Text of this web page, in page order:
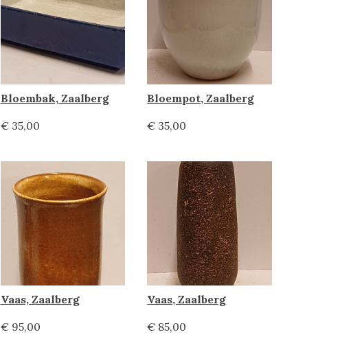
Bloembak, Zaalberg
€ 35,00
Bloempot, Zaalberg
€ 35,00
Vaas, Zaalberg
€ 95,00
Vaas, Zaalberg
€ 85,00